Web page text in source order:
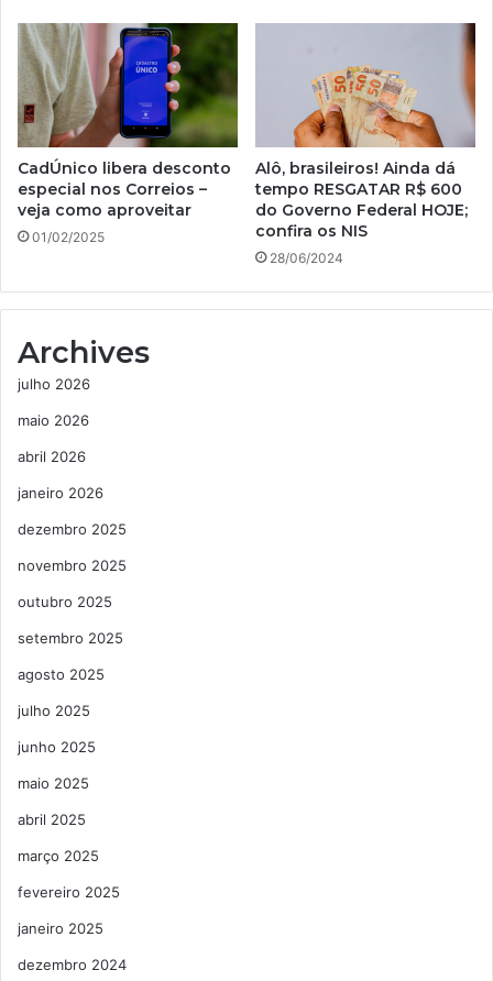
CadÚnico libera desconto
especial nos Correios –
veja como aproveitar
01/02/2025
Alô, brasileiros! Ainda dá
tempo RESGATAR R$ 600
do Governo Federal HOJE;
confira os NIS
28/06/2024
Archives
julho 2026
maio 2026
abril 2026
janeiro 2026
dezembro 2025
novembro 2025
outubro 2025
setembro 2025
agosto 2025
julho 2025
junho 2025
maio 2025
abril 2025
março 2025
fevereiro 2025
janeiro 2025
dezembro 2024